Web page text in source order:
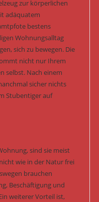
zur körperlichen
adäquatem
bestens
Wohnungsalltag
sich zu bewegen. Die
nicht nur Ihrem
selbst. Nach einem
sicher nichts
Stubentiger auf
sind sie meist
wie in der Natur frei
brauchen
Beschäftigung und
weiterer Vorteil ist,